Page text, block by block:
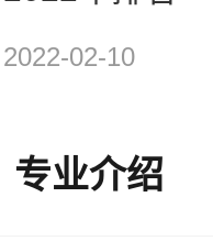
2022-02-10
专业介绍